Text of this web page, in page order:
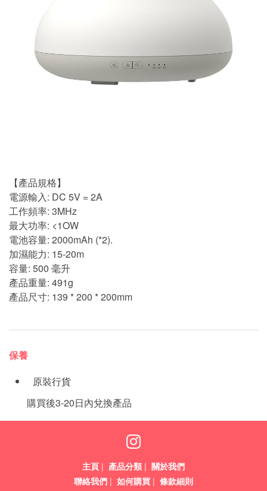
【產品規格】
電源輸入: DC 5V = 2A
工作頻率: 3MHz
最大功率: <1OW
電池容量: 2000mAh (*2).
加濕能力: 15-20m
容量: 500 毫升
產品重量: 491g
產品尺寸: 139 * 200 * 200mm
保養
原裝行貨
購買後3-20日內兌換產品
主頁 | 產品分類 | 關於我們
聯絡我們 | 如何購買 | 條款細則